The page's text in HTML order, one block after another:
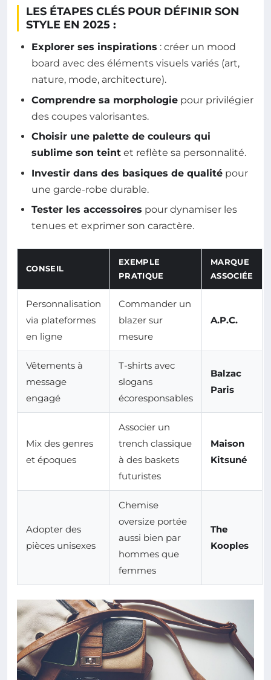
LES ÉTAPES CLÉS POUR DÉFINIR SON
STYLE EN 2025 :
Explorer ses inspirations : créer un mood
board avec des éléments visuels variés (art,
nature, mode, architecture).
Comprendre sa morphologie pour privilégier
des coupes valorisantes.
Choisir une palette de couleurs qui
sublime son teint et reflète sa personnalité.
Investir dans des basiques de qualité pour
une garde-robe durable.
Tester les accessoires pour dynamiser les
tenues et exprimer son caractère.
CONSEIL
EXEMPLE
PRATIQUE
MARQUE
ASSOCIÉE
Personnalisation
via plateformes
en ligne
Commander un
blazer sur
mesure
A.P.C.
Vêtements à
message
engagé
T-shirts avec
slogans
écoresponsables
Balzac
Paris
Mix des genres
et époques
Associer un
trench classique
à des baskets
futuristes
Maison
Kitsuné
Adopter des
pièces unisexes
Chemise
oversize portée
aussi bien par
hommes que
femmes
The
Kooples